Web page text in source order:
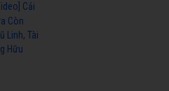
Cải
Còn
Linh, Tài
Hữu